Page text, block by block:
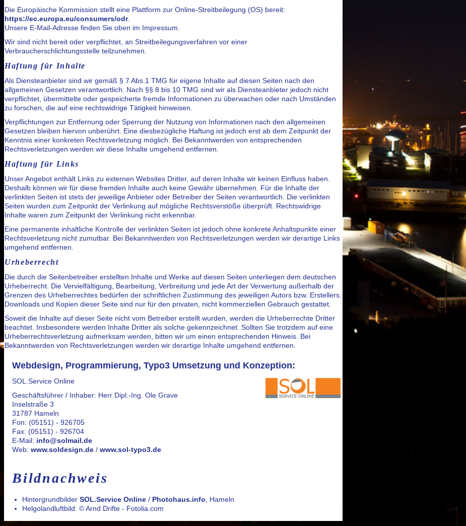
Die Europäische Kommission stellt eine Plattform zur Online-Streitbeilegung (OS) bereit:
https://ec.europa.eu/consumers/odr.
Unsere E-Mail-Adresse finden Sie oben im Impressum.
Wir sind nicht bereit oder verpflichtet, an Streitbeilegungsverfahren vor einer
Verbraucherschlichtungsstelle teilzunehmen.
Haftung für Inhalte
Als Diensteanbieter sind wir gemäß § 7 Abs.1 TMG für eigene Inhalte auf diesen Seiten nach den
allgemeinen Gesetzen verantwortlich. Nach §§ 8 bis 10 TMG sind wir als Diensteanbieter jedoch nicht
verpflichtet, übermittelte oder gespeicherte fremde Informationen zu überwachen oder nach Umständen
zu forschen, die auf eine rechtswidrige Tätigkeit hinweisen.
Verpflichtungen zur Entfernung oder Sperrung der Nutzung von Informationen nach den allgemeinen
Gesetzen bleiben hiervon unberührt. Eine diesbezügliche Haftung ist jedoch erst ab dem Zeitpunkt der
Kenntnis einer konkreten Rechtsverletzung möglich. Bei Bekanntwerden von entsprechenden
Rechtsverletzungen werden wir diese Inhalte umgehend entfernen.
Haftung für Links
Unser Angebot enthält Links zu externen Websites Dritter, auf deren Inhalte wir keinen Einfluss haben.
Deshalb können wir für diese fremden Inhalte auch keine Gewähr übernehmen. Für die Inhalte der
verlinkten Seiten ist stets der jeweilige Anbieter oder Betreiber der Seiten verantwortlich. Die verlinkten
Seiten wurden zum Zeitpunkt der Verlinkung auf mögliche Rechtsverstöße überprüft. Rechtswidrige
Inhalte waren zum Zeitpunkt der Verlinkung nicht erkennbar.
Eine permanente inhaltliche Kontrolle der verlinkten Seiten ist jedoch ohne konkrete Anhaltspunkte einer
Rechtsverletzung nicht zumutbar. Bei Bekanntwerden von Rechtsverletzungen werden wir derartige Links
umgehend entfernen.
Urheberrecht
Die durch die Seitenbetreiber erstellten Inhalte und Werke auf diesen Seiten unterliegen dem deutschen
Urheberrecht. Die Vervielfältigung, Bearbeitung, Verbreitung und jede Art der Verwertung außerhalb der
Grenzen des Urheberrechtes bedürfen der schriftlichen Zustimmung des jeweiligen Autors bzw. Erstellers.
Downloads und Kopien dieser Seite sind nur für den privaten, nicht kommerziellen Gebrauch gestattet.
Soweit die Inhalte auf dieser Seite nicht vom Betreiber erstellt wurden, werden die Urheberrechte Dritter
beachtet. Insbesondere werden Inhalte Dritter als solche gekennzeichnet. Sollten Sie trotzdem auf eine
Urheberrechtsverletzung aufmerksam werden, bitten wir um einen entsprechenden Hinweis. Bei
Bekanntwerden von Rechtsverletzungen werden wir derartige Inhalte umgehend entfernen.
Webdesign, Programmierung, Typo3 Umsetzung und Konzeption:
SOL.Service Online
Geschäftsführer / Inhaber: Herr Dipl.-Ing. Ole Grave
Inselstraße 3
31787 Hameln
Fon: (05151) - 926705
Fax: (05151) - 926704
E-Mail: info@solmail.de
Web: www.soldesign.de / www.sol-typo3.de
Bildnachweis
Hintergrundbilder SOL.Service Online / Photohaus.info , Hameln
Helgolandluftbild: © Arnd Drifte - Fotolia.com